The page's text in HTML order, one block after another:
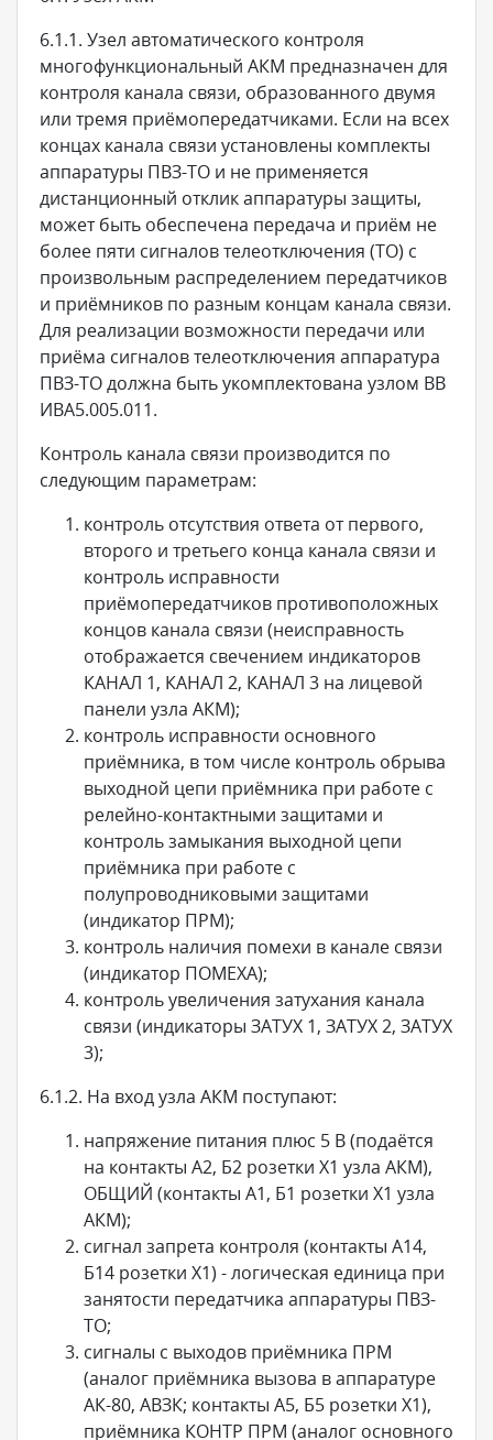
6.1.1. Узел автоматического контроля
многофункциональный АКМ предназначен для
контроля канала связи, образованного двумя
или тремя приёмопередатчиками. Если на всех
концах канала связи установлены комплекты
аппаратуры ПВЗ-ТО и не применяется
дистанционный отклик аппаратуры защиты,
может быть обеспечена передача и приём не
более пяти сигналов телеотключения (ТО) с
произвольным распределением передатчиков
и приёмников по разным концам канала связи.
Для реализации возможности передачи или
приёма сигналов телеотключения аппаратура
ПВЗ-ТО должна быть укомплектована узлом ВВ
ИВА5.005.011.
Контроль канала связи производится по
следующим параметрам:
контроль отсутствия ответа от первого,
второго и третьего конца канала связи и
контроль исправности
приёмопередатчиков противоположных
концов канала связи (неисправность
отображается свечением индикаторов
КАНАЛ 1, КАНАЛ 2, КАНАЛ 3 на лицевой
панели узла АКМ);
контроль исправности основного
приёмника, в том числе контроль обрыва
выходной цепи приёмника при работе с
релейно-контактными защитами и
контроль замыкания выходной цепи
приёмника при работе с
полупроводниковыми защитами
(индикатор ПРМ);
контроль наличия помехи в канале связи
(индикатор ПОМЕХА);
контроль увеличения затухания канала
связи (индикаторы ЗАТУХ 1, ЗАТУХ 2, ЗАТУХ
3);
6.1.2. На вход узла АКМ поступают:
напряжение питания плюс 5 В (подаётся
на контакты А2, Б2 розетки X1 узла АКМ),
ОБЩИЙ (контакты А1, Б1 розетки X1 узла
АКМ);
сигнал запрета контроля (контакты А14,
Б14 розетки X1) - логическая единица при
занятости передатчика аппаратуры ПВЗ-
ТО;
сигналы с выходов приёмника ПРМ
(аналог приёмника вызова в аппаратуре
АК-80, АВЗК; контакты А5, Б5 розетки X1),
приёмника КОНТР ПРМ (аналог основного